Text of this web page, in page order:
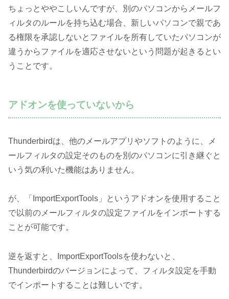
ちょっとややこしいんですが、別のパソコンからメールフ
ィルタのルールを持ち込む場合、新しいパソコンで親であ
る権限を承認しないとファイルを所有していたパソコンが
違うからファイルを適応させないという問題が起きるとい
うことです。
アドオンを使っていないから
Thunderbirdは、他のメールアプリやソフトのように、メ
ールフィルタの設定そのものを別のパソコンに引き継ぐと
いう気の利いた機能はありません。
が、「ImportExportTools」というアドオンを使用すること
で以前のメールフィルタの設定ファイルをインポートする
ことが可能です。
逆を返すと、ImportExportToolsを使わないと、
Thunderbirdのバージョンによって、フィルタ設定を手動
でインポートすることは難しいです。